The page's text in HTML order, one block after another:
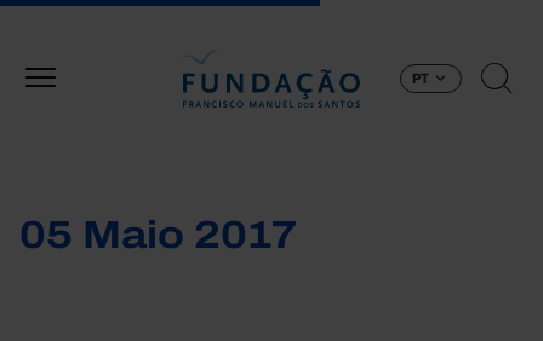
PT
05 Maio 2017